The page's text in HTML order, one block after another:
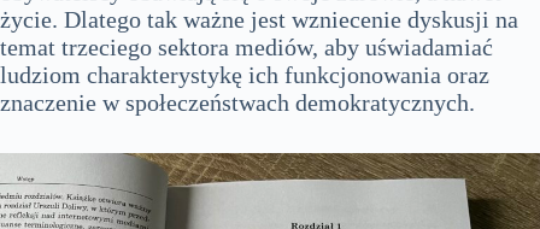
życie. Dlatego tak ważne jest wzniecenie dyskusji na
temat trzeciego sektora mediów, aby uświadamiać
ludziom charakterystykę ich funkcjonowania oraz
znaczenie w społeczeństwach demokratycznych.